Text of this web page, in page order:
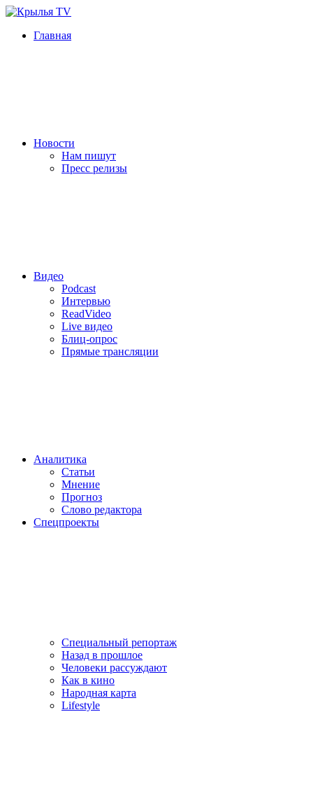
Главная
Новости
Нам пишут
Пресс релизы
Видео
Podcast
Интервью
ReadVideo
Live видео
Блиц-опрос
Прямые трансляции
Аналитика
Статьи
Мнение
Прогноз
Cлово редактора
Спецпроекты
Специальный репортаж
Назад в прошлое
Человеки рассуждают
Как в кино
Народная карта
Lifestyle